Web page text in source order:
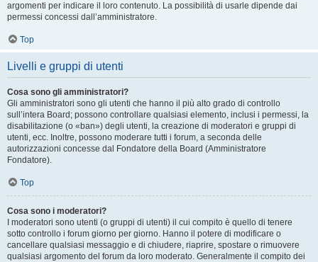
argomenti per indicare il loro contenuto. La possibilità di usarle dipende dai
permessi concessi dall’amministratore.
Top
Livelli e gruppi di utenti
Cosa sono gli amministratori?
Gli amministratori sono gli utenti che hanno il più alto grado di controllo
sull’intera Board; possono controllare qualsiasi elemento, inclusi i permessi, la
disabilitazione (o «ban») degli utenti, la creazione di moderatori e gruppi di
utenti, ecc. Inoltre, possono moderare tutti i forum, a seconda delle
autorizzazioni concesse dal Fondatore della Board (Amministratore
Fondatore).
Top
Cosa sono i moderatori?
I moderatori sono utenti (o gruppi di utenti) il cui compito è quello di tenere
sotto controllo i forum giorno per giorno. Hanno il potere di modificare o
cancellare qualsiasi messaggio e di chiudere, riaprire, spostare o rimuovere
qualsiasi argomento del forum da loro moderato. Generalmente il compito dei